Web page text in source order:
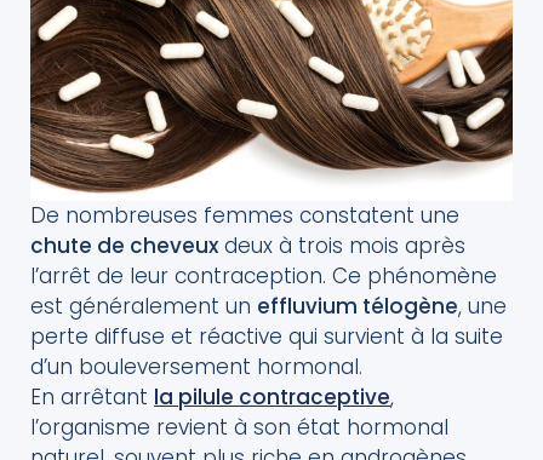
De nombreuses femmes constatent une
chute de cheveux deux à trois mois après
l’arrêt de leur contraception. Ce phénomène
est généralement un effluvium télogène, une
perte diffuse et réactive qui survient à la suite
d’un bouleversement hormonal.
En arrêtant la pilule contraceptive,
l’organisme revient à son état hormonal